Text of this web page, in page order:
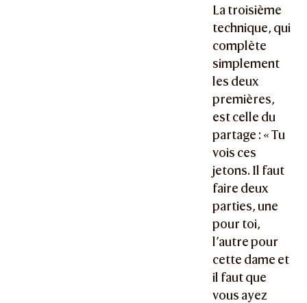
La troisième
technique, qui
complète
simplement
les deux
premières,
est celle du
partage : « Tu
vois ces
jetons. Il faut
faire deux
parties, une
pour toi,
l’autre pour
cette dame et
il faut que
vous ayez